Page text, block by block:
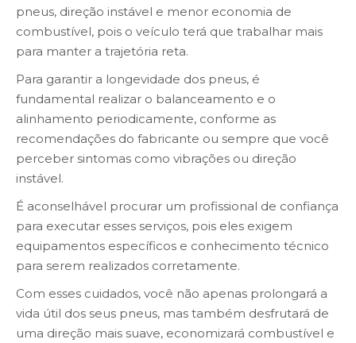
pneus, direção instável e menor economia de
combustível, pois o veículo terá que trabalhar mais
para manter a trajetória reta.
Para garantir a longevidade dos pneus, é
fundamental realizar o balanceamento e o
alinhamento periodicamente, conforme as
recomendações do fabricante ou sempre que você
perceber sintomas como vibrações ou direção
instável.
É aconselhável procurar um profissional de confiança
para executar esses serviços, pois eles exigem
equipamentos específicos e conhecimento técnico
para serem realizados corretamente.
Com esses cuidados, você não apenas prolongará a
vida útil dos seus pneus, mas também desfrutará de
uma direção mais suave, economizará combustível e